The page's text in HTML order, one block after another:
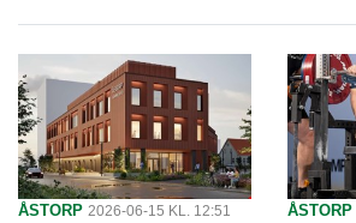
ÅSTORP 2026-06-15 KL. 12:51 ÅSTORP